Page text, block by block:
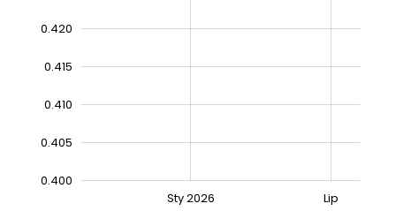
0.400
0.405
0.410
0.415
0.420
Sty 2026 Lip